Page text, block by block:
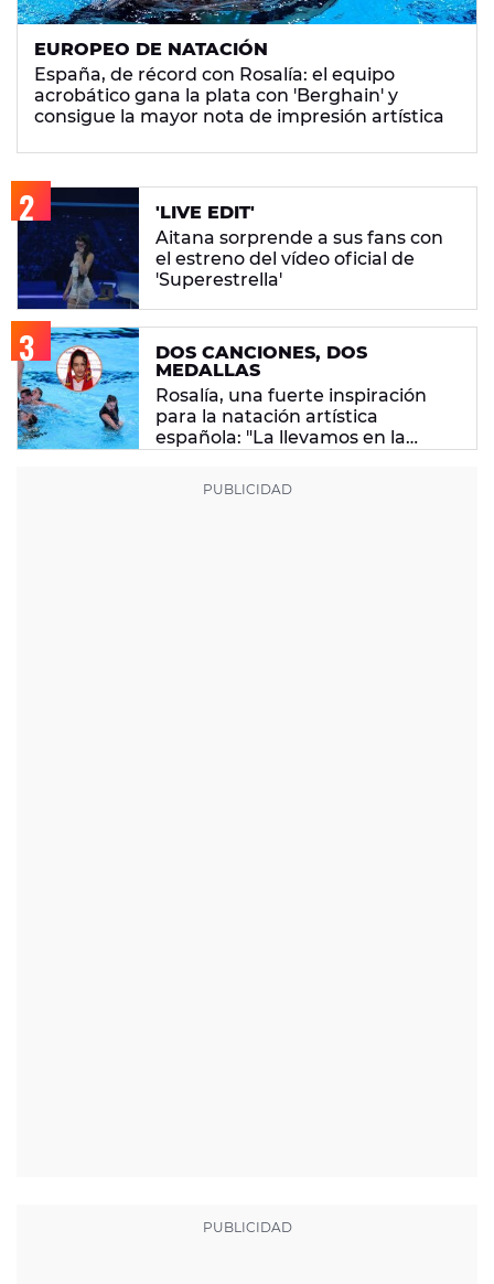
EUROPEO DE NATACIÓN
España, de récord con Rosalía: el equipo
acrobático gana la plata con 'Berghain' y
consigue la mayor nota de impresión artística
'LIVE EDIT'
Aitana sorprende a sus fans con
el estreno del vídeo oficial de
'Superestrella'
DOS CANCIONES, DOS
MEDALLAS
Rosalía, una fuerte inspiración
para la natación artística
española: "La llevamos en la